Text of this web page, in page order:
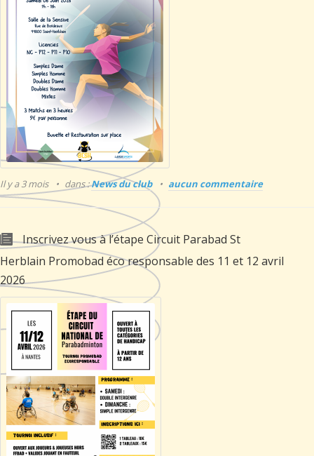
Il y a 3 mois dans :News du club aucun commentaire
Inscrivez vous à l’étape Circuit Parabad St
Herblain Promobad éco responsable des 11 et 12 avril
2026